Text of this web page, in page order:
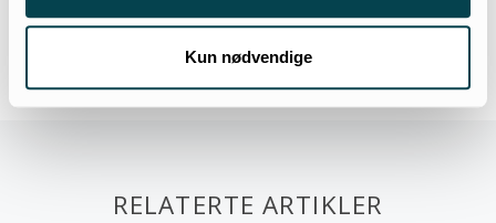
Kun nødvendige
11.07.2017
RELATERTE ARTIKLER